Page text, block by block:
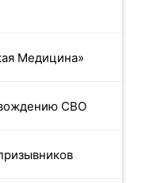
49 просмотров
—
и
Медицина»
СВО